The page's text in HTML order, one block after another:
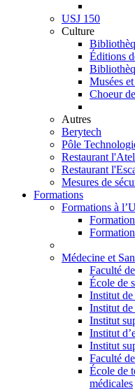
USJ 150
Culture
Éditions
Musées
Choeur
Autres
Berytech
Pôle
Restaurant
Restaurant
Mesures de
Formations
Formations à
Médecine et
Faculté
École de
Institut
Institut
Institut
Institut
Institut
Faculté
École de
médicales